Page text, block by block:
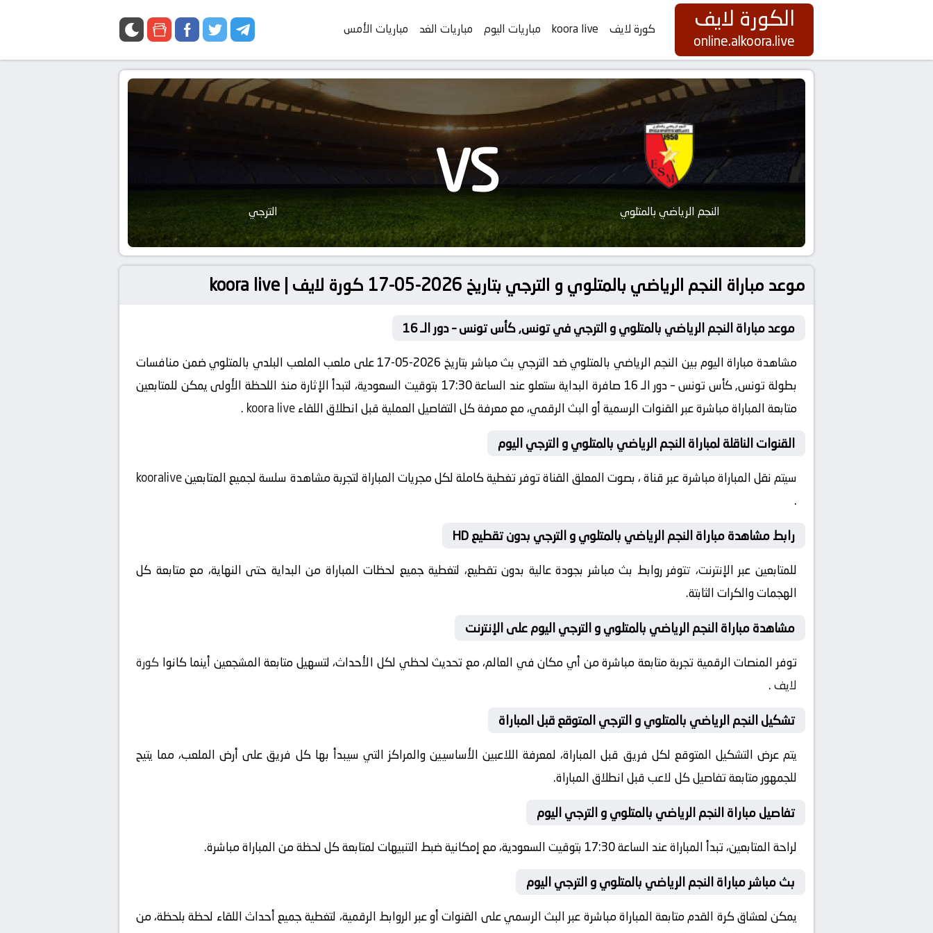
الكورة لايف
online.alkoora.live
كورة لايف koora live مباريات اليوم مباريات الغد مباريات الأمس
النجم الرياضي بالمتلوي VS الترجي
موعد مباراة النجم الرياضي بالمتلوي و الترجي بتاريخ 2026-05-17 كورة لايف | koora live
موعد مباراة النجم الرياضي بالمتلوي و الترجي في تونس, كأس تونس – دور الـ 16
مشاهدة مباراة اليوم بين النجم الرياضي بالمتلوي ضد الترجي بث مباشر بتاريخ 2026-05-17 على ملعب الملعب البلدي بالمتلوي ضمن منافسات
بطولة تونس, كأس تونس – دور الـ 16 صافرة البداية ستعلو عند الساعة 17:30 بتوقيت السعودية، لتبدأ الإثارة منذ اللحظة الأولى يمكن للمتابعين
متابعة المباراة مباشرة عبر القنوات الرسمية أو البث الرقمي، مع معرفة كل التفاصيل العملية قبل انطلاق اللقاءkoora live
.
القنوات الناقلة لمباراة النجم الرياضي بالمتلوي و الترجي اليوم
سيتم نقل المباراة مباشرة عبر قناة ، بصوت المعلق القناة توفر تغطية كاملة لكل مجريات المباراة لتجربة مشاهدة سلسة لجميع المتابعينkooralive
.
رابط مشاهدة مباراة النجم الرياضي بالمتلوي و الترجي بدون تقطيع HD
للمتابعين عبر الإنترنت، تتوفر روابط بث مباشر بجودة عالية بدون تقطيع، لتغطية جميع لحظات المباراة من البداية حتى النهاية، مع متابعة كل
الهجمات والكرات الثابتة.
مشاهدة مباراة النجم الرياضي بالمتلوي و الترجي اليوم على الإنترنت
توفر المنصات الرقمية تجربة متابعة مباشرة من أي مكان في العالم، مع تحديث لحظي لكل الأحداث، لتسهيل متابعة المشجعين أينما كانوا كورة
لايف.
تشكيل النجم الرياضي بالمتلوي و الترجي المتوقع قبل المباراة
يتم عرض التشكيل المتوقع لكل فريق قبل المباراة، لمعرفة اللاعبين الأساسيين والمراكز التي سيبدأ بها كل فريق على أرض الملعب، مما يتيح
للجمهور متابعة تفاصيل كل لاعب قبل انطلاق المباراة.
تفاصيل مباراة النجم الرياضي بالمتلوي و الترجي اليوم
لراحة المتابعين، تبدأ المباراة عند الساعة 17:30 بتوقيت السعودية، مع إمكانية ضبط التنبيهات لمتابعة كل لحظة من المباراة مباشرة.
بث مباشر مباراة النجم الرياضي بالمتلوي و الترجي اليوم
يمكن لعشاق كرة القدم متابعة المباراة مباشرة عبر البث الرسمي على القنوات أو عبر الروابط الرقمية، لتغطية جميع أحداث اللقاء لحظة بلحظة، من